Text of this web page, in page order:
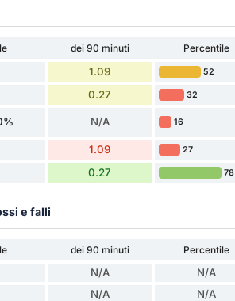
dei 90 minuti
Percentile
1.09 52
0.27 32
N/A 16
1.09 27
0.27 78
e falli
dei 90 minuti
Percentile
N/A N/A
N/A N/A